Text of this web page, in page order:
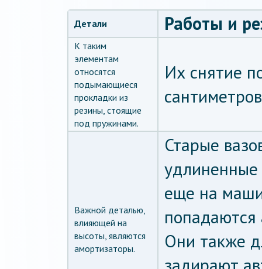
Детали Работы и
К таким
элементам
относятся
подымающиеся
прокладки из
резины, стоящие
под пружинами.
Их снятие
Важной деталью,
влияющей на
высоты, являются
амортизаторы.
Старые
еще на
попадаются
Они также